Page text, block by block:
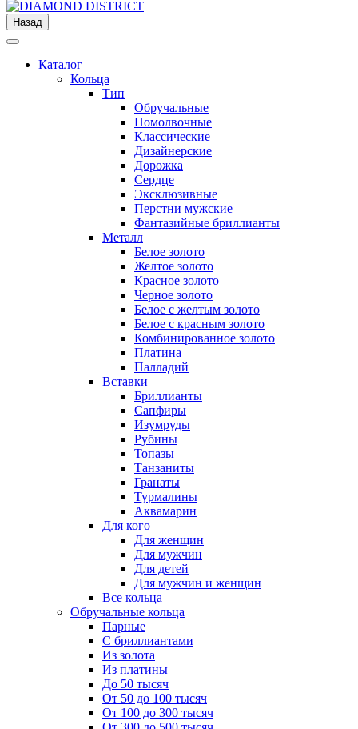
Назад
Каталог
Кольца
Тип
Обручальные
Помолвочные
Классические
Дизайнерские
Дорожка
Сердце
Эксклюзивные
Перстни мужские
Фантазийные бриллианты
Металл
Белое золото
Желтое золото
Красное золото
Черное золото
Белое с желтым золото
Белое с красным золото
Комбинированное золото
Платина
Палладий
Вставки
Бриллианты
Сапфиры
Изумруды
Рубины
Топазы
Танзаниты
Гранаты
Турмалины
Аквамарин
Для кого
Для женщин
Для мужчин
Для детей
Для мужчин и женщин
Все кольца
Обручальные кольца
Парные
С бриллиантами
Из золота
Из платины
До 50 тысяч
От 50 до 100 тысяч
От 100 до 300 тысяч